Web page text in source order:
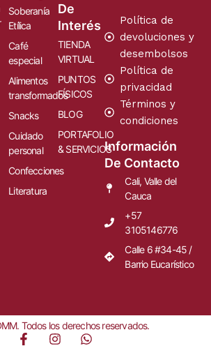
Soberanía
Etílica
Café
especial
Alimentos
transformados
Snacks
Cuidado
personal
Confecciones
Literatura
De
Interés
TIENDA
VIRTUAL
PUNTOS
FÍSICOS
BLOG
PORTAFOLIO
& SERVICIOS
Política de
devoluciones y
desembolsos
Política de
privacidad
Términos y
condiciones
Información
De Contacto
Cali, Valle del
Cauca
+57
3105146776
Calle 6 #34-45 /
Barrio Eucarístico
Todos los derechos reservados.